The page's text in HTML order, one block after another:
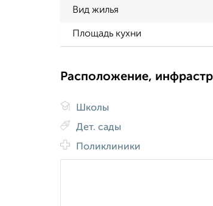
Вид жилья
Площадь кухни
Расположение,
Школы
Дет. сады
Поликлиники